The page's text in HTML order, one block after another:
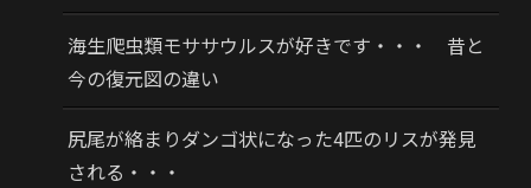
海生爬虫類モササウルスが好きです・・・ 昔と
今の復元図の違い
尻尾が絡まりダンゴ状になった4匹のリスが発見
される・・・